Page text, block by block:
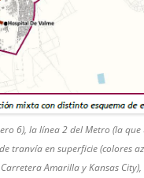
6), la línea 2 del Metro (la
tranvía en superficie (colores
Amarilla y Kansas